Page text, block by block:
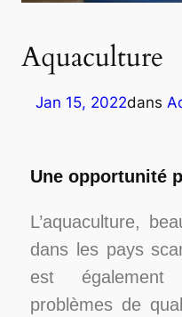
Aquaculture
Jan 15, 2022dans
Une opportunité
L’aquaculture,
dans les pays
est
problèmes de